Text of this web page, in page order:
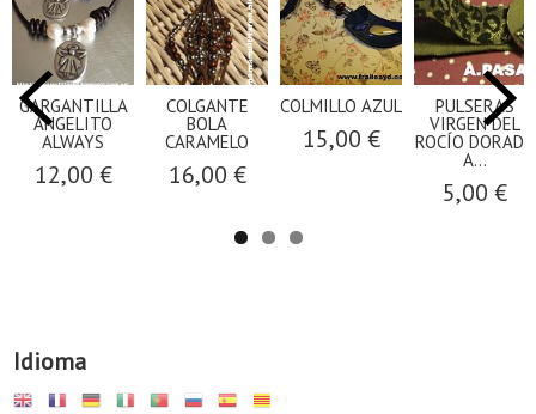
Idioma
GARGANTILLA
ANGELITO
ALWAYS
12,00 €
COLGANTE
BOLA
CARAMELO
16,00 €
COLMILLO AZUL
15,00 €
PULSERAS
VIRGEN DEL
ROCÍO DORADA
A...
5,00 €